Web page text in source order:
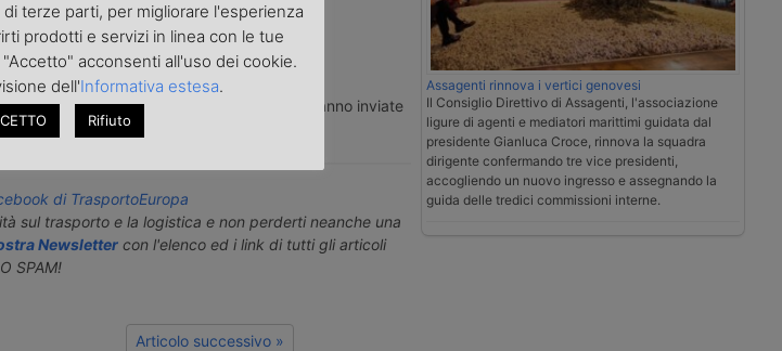
repertorio
o precisazioni sugli articoli pubblicati vanno inviate
di TrasportoEuropa
sul trasporto e la logistica e non perderti neanche una
Newslettercon l'elenco ed i link di tutti gli articoli
SPAM!
Articolo successivo »
Assagenti rinnova i vertici genovesi
Il Consiglio Direttivo di Assagenti, l'associazione
ligure di agenti e mediatori marittimi guidata dal
presidente Gianluca Croce, rinnova la squadra
dirigente confermando tre vice presidenti,
accogliendo un nuovo ingresso e assegnando la
guida delle tredici commissioni interne.
terze parti, per migliorare l'esperienza
prodotti e servizi in linea con le tue
acconsenti all'uso dei cookie.
dell'Informativa estesa.
Rifiuto